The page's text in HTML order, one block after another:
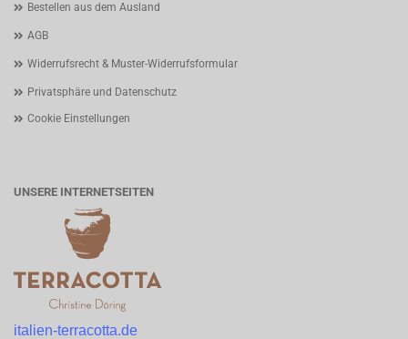
Bestellen aus dem Ausland
AGB
Widerrufsrecht & Muster-Widerrufsformular
Privatsphäre und Datenschutz
Cookie Einstellungen
UNSERE INTERNETSEITEN
italien-terracotta.de